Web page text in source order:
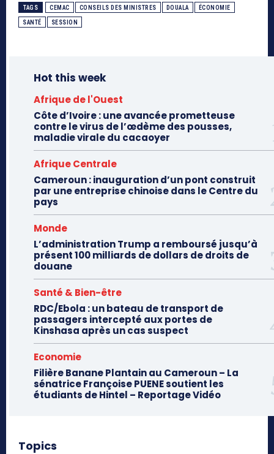
TAGS CEMAC CONSEILS DES MINISTRES DOUALA ÉCONOMIE
SANTÉ SESSION
Hot this week
Afrique de l'Ouest
Côte d’Ivoire : une avancée prometteuse
contre le virus de l’œdème des pousses,
maladie virale du cacaoyer
Afrique Centrale
Cameroun : inauguration d’un pont construit
par une entreprise chinoise dans le Centre du
pays
Monde
L’administration Trump a remboursé jusqu’à
présent 100 milliards de dollars de droits de
douane
Santé & Bien-être
RDC/Ebola : un bateau de transport de
passagers intercepté aux portes de
Kinshasa après un cas suspect
Economie
Filière Banane Plantain au Cameroun – La
sénatrice Françoise PUENE soutient les
étudiants de Hintel – Reportage Vidéo
Topics